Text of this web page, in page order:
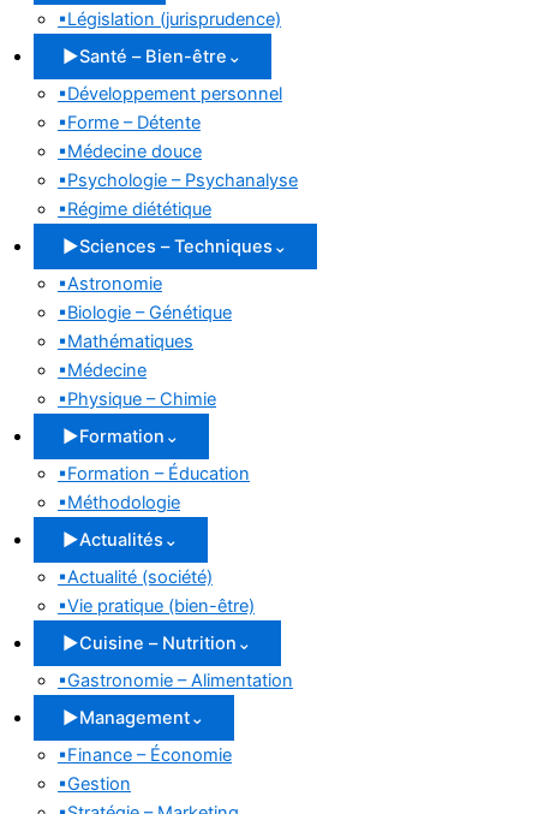
▪Législation (jurisprudence)
▶Santé – Bien-être ⌄
▪Développement personnel
▪Forme – Détente
▪Médecine douce
▪Psychologie – Psychanalyse
▪Régime diététique
▶Sciences – Techniques ⌄
▪Astronomie
▪Biologie – Génétique
▪Mathématiques
▪Médecine
▪Physique – Chimie
▶Formation ⌄
▪Formation – Éducation
▪Méthodologie
▶Actualités ⌄
▪Actualité (société)
▪Vie pratique (bien-être)
▶Cuisine – Nutrition ⌄
▪Gastronomie – Alimentation
▶Management⌄
▪Finance – Économie
▪Gestion